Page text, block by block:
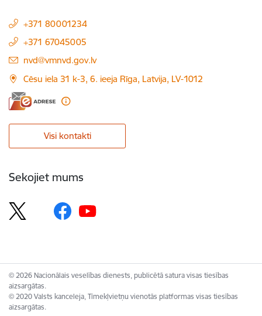
+371 80001234
+371 67045005
E-pasts:
nvd@vmnvd.gov.lv
Cēsu iela 31 k-3, 6. ieeja Rīga, Latvija, LV-1012
Visi kontakti
Sekojiet mums
© 2026 Nacionālais veselības dienests, publicētā satura visas tiesības
aizsargātas.
© 2020 Valsts kanceleja, Tīmekļvietņu vienotās platformas visas tiesības
aizsargātas.